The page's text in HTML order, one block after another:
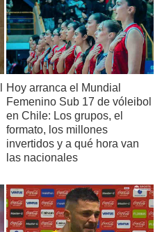
Hoy arranca el Mundial
Femenino Sub 17 de vóleibol
en Chile: Los grupos, el
formato, los millones
invertidos y a qué hora van
las nacionales